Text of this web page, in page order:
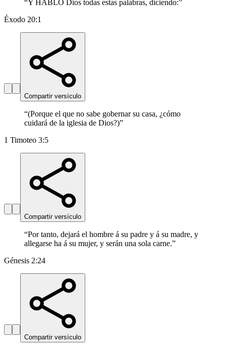
“Y HABLÓ Dios todas estas palabras, diciendo:”
Éxodo 20:1
Compartir versículo
“(Porque el que no sabe gobernar su casa, ¿cómo
cuidará de la iglesia de Dios?)”
1 Timoteo 3:5
Compartir versículo
“Por tanto, dejará el hombre á su padre y á su madre, y
allegarse ha á su mujer, y serán una sola carne.”
Génesis 2:24
Compartir versículo